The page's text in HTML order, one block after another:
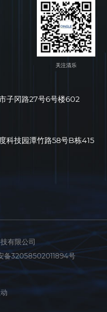
关注清乐
子冈路27号6号楼602
科技园潭竹路58号B栋415
有限公司
备32058502011894号